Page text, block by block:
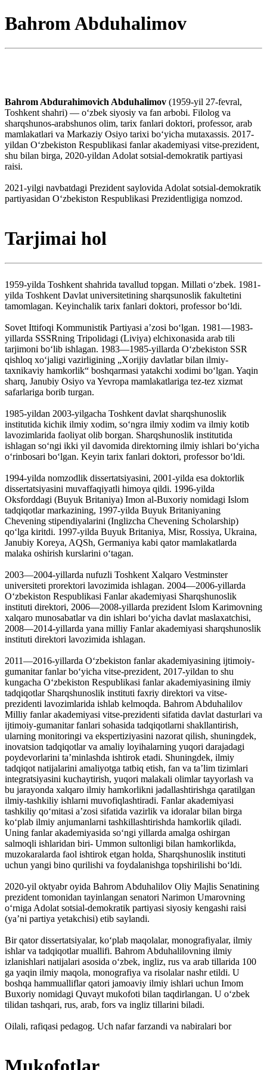
Bahrom Abduhalimov
Bahrom Abdurahimovich Abduhalimov (1959-yil 27-fevral,
Toshkent shahri) — oʻzbek siyosiy va fan arbobi. Filolog va
sharqshunos-arabshunos olim, tarix fanlari doktori, professor, arab
mamlakatlari va Markaziy Osiyo tarixi boʻyicha mutaxassis. 2017-
yildan Oʻzbekiston Respublikasi fanlar akademiyasi vitse-prezident,
shu bilan birga, 2020-yildan Adolat sotsial-demokratik partiyasi
raisi.
2021-yilgi navbatdagi Prezident saylovida Adolat sotsial-demokratik
partiyasidan Oʻzbekiston Respublikasi Prezidentligiga nomzod.
Tarjimai hol
1959-yilda Toshkent shahrida tavallud topgan. Millati oʻzbek. 1981-
yilda Toshkent Davlat universitetining sharqsunoslik fakultetini
tamomlagan. Keyinchalik tarix fanlari doktori, professor boʻldi.
Sovet Ittifoqi Kommunistik Partiyasi aʼzosi boʻlgan. 1981—1983-
yillarda SSSRning Tripolidagi (Liviya) elchixonasida arab tili
tarjimoni boʻlib ishlagan. 1983—1985-yillarda Oʻzbekiston SSR
qishloq xoʻjaligi vazirligining „Xorijiy davlatlar bilan ilmiy-
taxnikaviy hamkorlik“ boshqarmasi yatakchi xodimi boʻlgan. Yaqin
sharq, Janubiy Osiyo va Yevropa mamlakatlariga tez-tez xizmat
safarlariga borib turgan.
1985-yildan 2003-yilgacha Toshkent davlat sharqshunoslik
institutida kichik ilmiy xodim, soʻngra ilmiy xodim va ilmiy kotib
lavozimlarida faoliyat olib borgan. Sharqshunoslik institutida
ishlagan soʻngi ikki yil davomida direktorning ilmiy ishlari boʻyicha
oʻrinbosari boʻlgan. Keyin tarix fanlari doktori, professor boʻldi.
1994-yilda nomzodlik dissertatsiyasini, 2001-yilda esa doktorlik
dissertatsiyasini muvaffaqiyatli himoya qildi. 1996-yilda
Oksforddagi (Buyuk Britaniya) Imon al-Buxoriy nomidagi Islom
tadqiqotlar markazining, 1997-yilda Buyuk Britaniyaning
Chevening stipendiyalarini (Inglizcha Chevening Scholarship)
qoʻlga kiritdi. 1997-yilda Buyuk Britaniya, Misr, Rossiya, Ukraina,
Janubiy Koreya, AQSh, Germaniya kabi qator mamlakatlarda
malaka oshirish kurslarini oʻtagan.
2003—2004-yillarda nufuzli Toshkent Xalqaro Vestminster
universiteti prorektori lavozimida ishlagan. 2004—2006-yillarda
Oʻzbekiston Respublikasi Fanlar akademiyasi Sharqshunoslik
instituti direktori, 2006—2008-yillarda prezident Islom Karimovning
xalqaro munosabatlar va din ishlari boʻyicha davlat maslaxatchisi,
2008—2014-yillarda yana milliy Fanlar akademiyasi sharqshunoslik
instituti direktori lavozimida ishlagan.
2011—2016-yillarda Oʻzbekiston fanlar akademiyasining ijtimoiy-
gumanitar fanlar boʻyicha vitse-prezident, 2017-yildan to shu
kungacha Oʻzbekiston Respublikasi fanlar akademiyasining ilmiy
tadqiqotlar Sharqshunoslik instituti faxriy direktori va vitse-
prezidenti lavozimlarida ishlab kelmoqda. Bahrom Abduhalilov
Milliy fanlar akademiyasi vitse-prezidenti sifatida davlat dasturlari va
ijtimoiy-gumanitar fanlari sohasida tadqiqotlarni shakllantirish,
ularning monitoringi va ekspertiziyasini nazorat qilish, shuningdek,
inovatsion tadqiqotlar va amaliy loyihalarning yuqori darajadagi
poydevorlarini taʼminlashda ishtirok etadi. Shuningdek, ilmiy
tadqiqot natijalarini amaliyotga tatbiq etish, fan va taʼlim tizimlari
integratsiyasini kuchaytirish, yuqori malakali olimlar tayyorlash va
bu jarayonda xalqaro ilmiy hamkorlikni jadallashtirishga qaratilgan
ilmiy-tashkiliy ishlarni muvofiqlashtiradi. Fanlar akademiyasi
tashkiliy qoʻmitasi aʼzosi sifatida vazirlik va idoralar bilan birga
koʻplab ilmiy anjumanlarni tashkillashtirishda hamkorlik qiladi.
Uning fanlar akademiyasida soʻngi yillarda amalga oshirgan
salmoqli ishlaridan biri- Ummon sultonligi bilan hamkorlikda,
muzokaralarda faol ishtirok etgan holda, Sharqshunoslik instituti
uchun yangi bino qurilishi va foydalanishga topshirilishi boʻldi.
2020-yil oktyabr oyida Bahrom Abduhalilov Oliy Majlis Senatining
prezident tomonidan tayinlangan senatori Narimon Umarovning
oʻrniga Adolat sotsial-demokratik partiyasi siyosiy kengashi raisi
(yaʼni partiya yetakchisi) etib saylandi.
Bir qator dissertatsiyalar, koʻplab maqolalar, monografiyalar, ilmiy
ishlar va tadqiqotlar muallifi. Bahrom Abduhalilovning ilmiy
izlanishlari natijalari asosida oʻzbek, ingliz, rus va arab tillarida 100
ga yaqin ilmiy maqola, monografiya va risolalar nashr etildi. U
boshqa hammualliflar qatori jamoaviy ilmiy ishlari uchun Imom
Buxoriy nomidagi Quvayt mukofoti bilan taqdirlangan. U oʻzbek
tilidan tashqari, rus, arab, fors va ingliz tillarini biladi.
Oilali, rafiqasi pedagog. Uch nafar farzandi va nabiralari bor